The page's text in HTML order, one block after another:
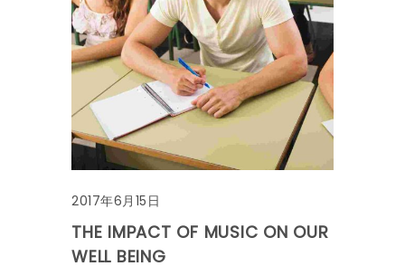
2017年6月15日
THE IMPACT OF MUSIC ON OUR
WELL BEING